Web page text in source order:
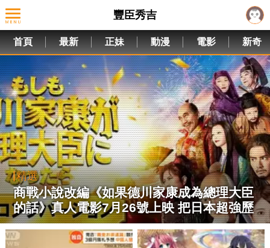
豐臣秀吉
首頁 最新 正妹 動漫 電影 新奇
精選